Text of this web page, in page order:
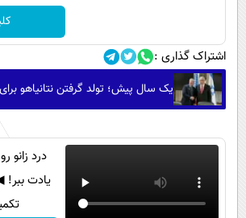
اشتراک گذاری :
یک سال پیش؛ تولد گرفتن نتانیاهو
درد زانو
یادت